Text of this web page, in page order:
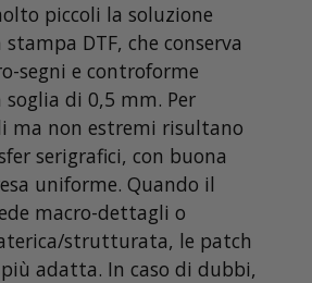
piccoli la soluzione
DTF, che conserva
segni e controforme
di 0,5 mm. Per
ma non estremi risultano
serigrafici, con buona
uniforme. Quando il
macro-dettagli o
strutturata, le patch
adatta. In caso di dubbi,